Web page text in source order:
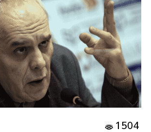
1504